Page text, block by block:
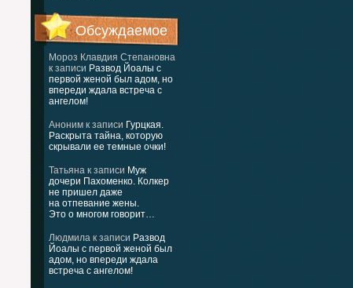
Обсуждаемое
Мороз Клавдия Степановна
к записи Развод Йоалы с
первой женой был адом, но
впереди ждала встреча с
ангелом!
Аноним к записи Гурцкая.
Раскрыта тайна, которую
скрывали ее темные очки!
Татьяна к записи Муж
дочери Пахоменко. Колкер
не пришел даже
на отпевание жены.
Это о многом говорит…
Людмила к записи Развод
Йоалы с первой женой был
адом, но впереди ждала
встреча с ангелом!